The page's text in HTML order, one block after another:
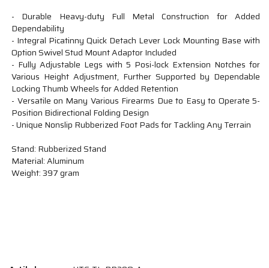
- Durable Heavy-duty Full Metal Construction for Added
Dependability
- Integral Picatinny Quick Detach Lever Lock Mounting Base with
Option Swivel Stud Mount Adaptor Included
- Fully Adjustable Legs with 5 Posi-lock Extension Notches for
Various Height Adjustment, Further Supported by Dependable
Locking Thumb Wheels for Added Retention
- Versatile on Many Various Firearms Due to Easy to Operate 5-
Position Bidirectional Folding Design
- Unique Nonslip Rubberized Foot Pads for Tackling Any Terrain
Stand: Rubberized Stand
Material: Aluminum
Weight: 397 gram